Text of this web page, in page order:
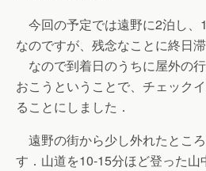
今回の予定では遠野に2泊し、
なのですが、残念なことに終日
なので到着日のうちに屋外の
おこうということで、チェック
ることにしました．
遠野の街から少し外れたとこ
す．山道を10-15分ほど登った山